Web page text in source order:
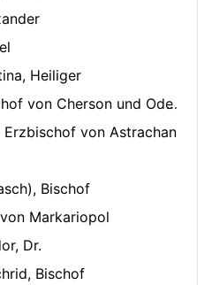
Heiliger
von Cherson und Odessa
von Astrachan
Bischof
Markariopol
Dr.
Bischof